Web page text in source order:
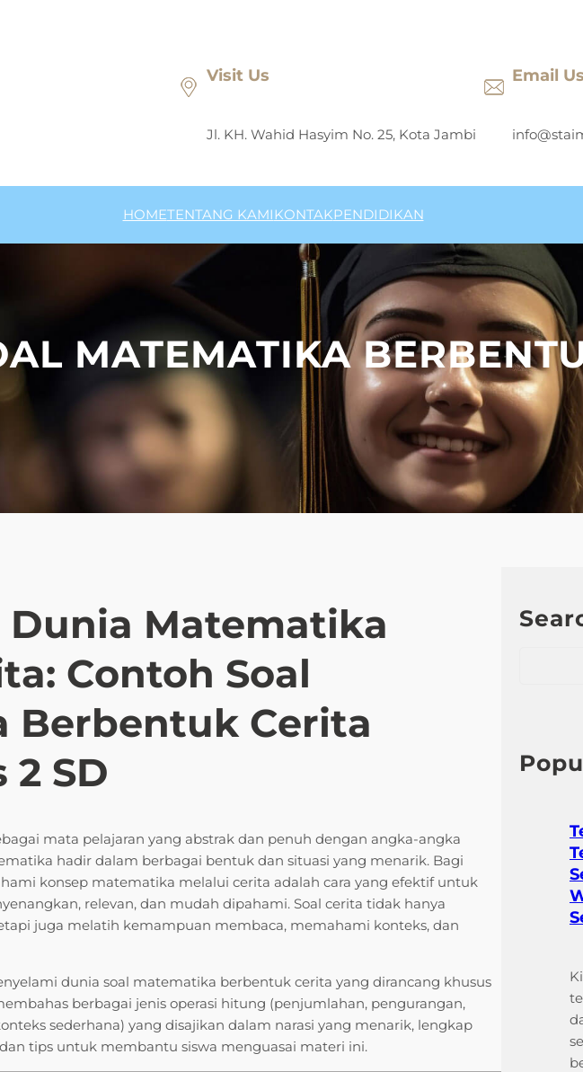
Visit Us
Jl. KH. Wahid Hasyim No. 25, Kota Jambi
Email Us
HOMETENTANG KAMIKONTAKPENDIDIKAN
MATEMATIKA
Matematika
Contoh Soal
Berbentuk Cerita
SD
mata pelajaran yang abstrak dan penuh dengan angka-angka
hadir dalam berbagai bentuk dan situasi yang menarik. Bagi
konsep matematika melalui cerita adalah cara yang efektif untuk
relevan, dan mudah dipahami. Soal cerita tidak hanya
juga melatih kemampuan membaca, memahami konteks, dan
dunia soal matematika berbentuk cerita yang dirancang khusus
berbagai jenis operasi hitung (penjumlahan, pengurangan,
sederhana) yang disajikan dalam narasi yang menarik, lengkap
tips untuk membantu siswa menguasai materi ini.
h